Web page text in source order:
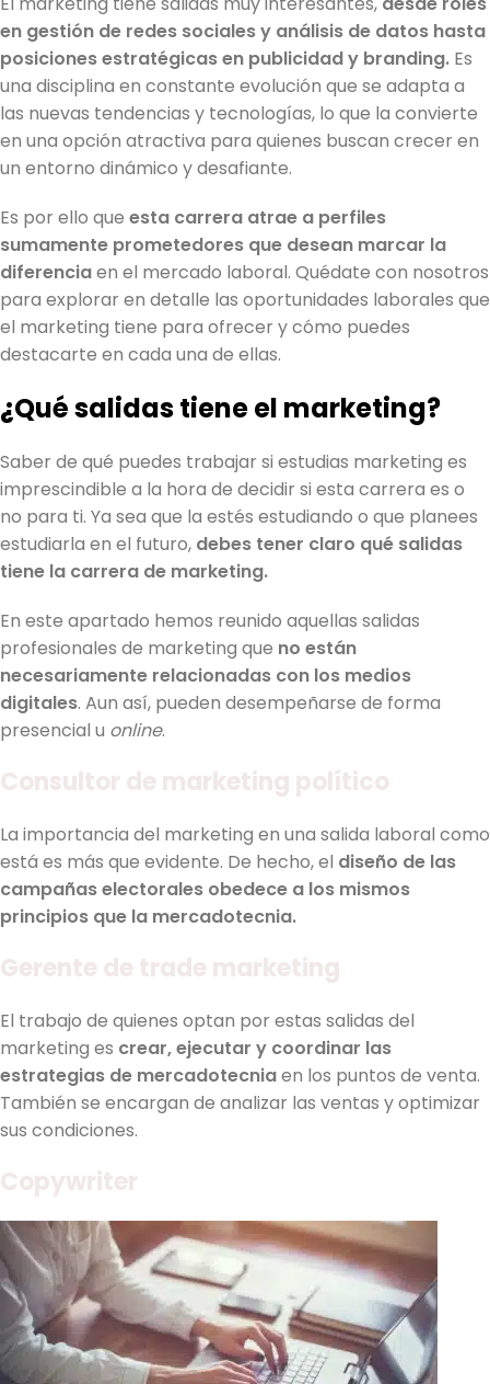
en gestión de redes sociales y análisis de datos hasta
posiciones estratégicas en publicidad y branding. Es
una disciplina en constante evolución que se adapta a
las nuevas tendencias y tecnologías, lo que la convierte
en una opción atractiva para quienes buscan crecer en
un entorno dinámico y desafiante.
Es por ello que esta carrera atrae a perfiles
sumamente prometedores que desean marcar la
diferenciaen el mercado laboral. Quédate con nosotros
para explorar en detalle las oportunidades laborales que
el marketing tiene para ofrecer y cómo puedes
destacarte en cada una de ellas.
¿Qué salidas tiene el marketing?
Saber de qué puedes trabajar si estudias marketing es
imprescindible a la hora de decidir si esta carrera es o
no para ti. Ya sea que la estés estudiando o que planees
estudiarla en el futuro, debes tener claro qué salidas
tiene la carrera de marketing.
En este apartado hemos reunido aquellas salidas
profesionales de marketing que no están
necesariamente relacionadas con los medios
digitales. Aun así, pueden desempeñarse de forma
presencial u online.
La importancia del marketing en una salida laboral como
está es más que evidente. De hecho, el diseño de las
campañas electorales obedece a los mismos
principios que la mercadotecnia.
El trabajo de quienes optan por estas salidas del
marketing es crear, ejecutar y coordinar las
estrategias de mercadotecniaen los puntos de venta.
También se encargan de analizar las ventas y optimizar
sus condiciones.